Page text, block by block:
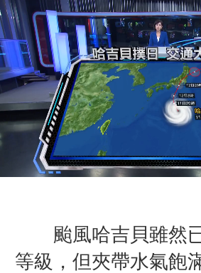
颱風哈吉貝雖然
等級，但夾帶水氣飽